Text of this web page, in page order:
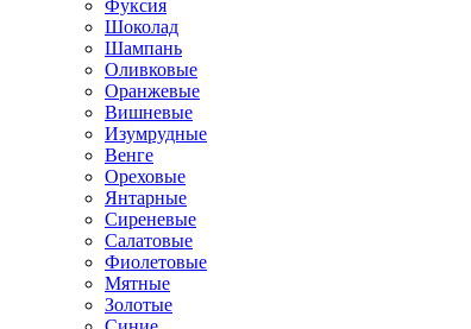
Фуксия
Шоколад
Шампань
Оливковые
Оранжевые
Вишневые
Изумрудные
Венге
Ореховые
Янтарные
Сиреневые
Салатовые
Фиолетовые
Мятные
Золотые